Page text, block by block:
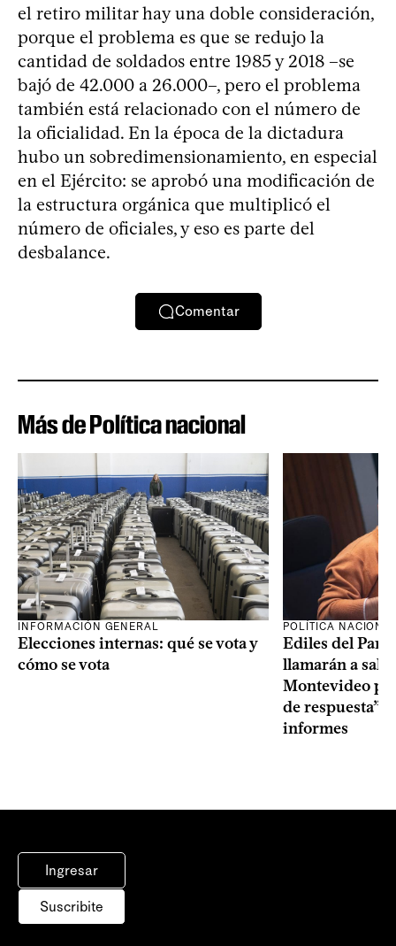
el retiro militar hay una doble consideración,
porque el problema es que se redujo la
cantidad de soldados entre 1985 y 2018 –se
bajó de 42.000 a 26.000–, pero el problema
también está relacionado con el número de
la oficialidad. En la época de la dictadura
hubo un sobredimensionamiento, en especial
en el Ejército: se aprobó una modificación de
la estructura orgánica que multiplicó el
número de oficiales, y eso es parte del
desbalance.
Comentar
Más de Política nacional
INFORMACIÓN GENERAL
Elecciones internas: qué se vota y
cómo se vota
POLÍTICA
Ediles del
llamarán a sala
Montevideo
de respuesta”
informes
Ingresar
Suscribite